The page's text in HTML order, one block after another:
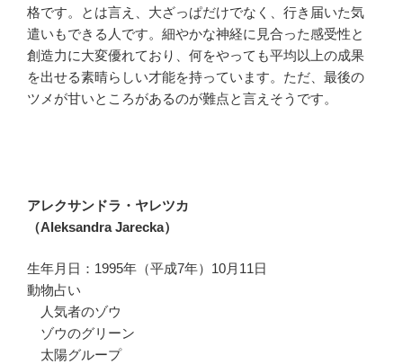
格です。とは言え、大ざっぱだけでなく、行き届いた気
遣いもできる人です。細やかな神経に見合った感受性と
創造力に大変優れており、何をやっても平均以上の成果
を出せる素晴らしい才能を持っています。ただ、最後の
ツメが甘いところがあるのが難点と言えそうです。
アレクサンドラ・ヤレツカ
（Aleksandra Jarecka）
生年月日：1995年（平成7年）10月11日
動物占い
人気者のゾウ
ゾウのグリーン
太陽グループ